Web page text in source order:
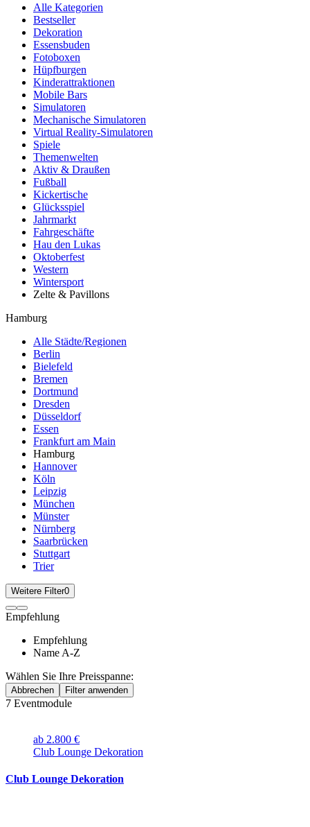
Alle Kategorien
Bestseller
Dekoration
Essensbuden
Fotoboxen
Hüpfburgen
Kinderattraktionen
Mobile Bars
Simulatoren
Mechanische Simulatoren
Virtual Reality-Simulatoren
Spiele
Themenwelten
Aktiv & Draußen
Fußball
Kickertische
Glücksspiel
Jahrmarkt
Fahrgeschäfte
Hau den Lukas
Oktoberfest
Western
Wintersport
Zelte & Pavillons
Hamburg
Alle Städte/Regionen
Berlin
Bielefeld
Bremen
Dortmund
Dresden
Düsseldorf
Essen
Frankfurt am Main
Hamburg
Hannover
Köln
Leipzig
München
Münster
Nürnberg
Saarbrücken
Stuttgart
Trier
Weitere Filter0
Empfehlung
Empfehlung
Name A-Z
Wählen Sie Ihre Preisspanne:
Abbrechen Filter anwenden
7 Eventmodule
ab 2.800 €
Club Lounge Dekoration
Club Lounge Dekoration